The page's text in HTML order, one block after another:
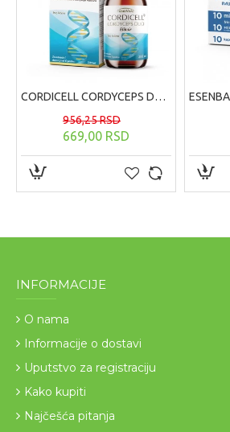
CORDICELL CORDYCEPS DUO ELIKSIR, 200ml
669,00 RSD
956,25 RSD
INFORMACIJE
O nama
Informacije o dostavi
Uputstvo za registraciju
Kako kupiti
Najčešća pitanja